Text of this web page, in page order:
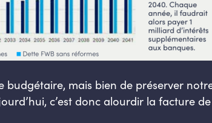
budgétaire, mais bien de préserver
c’est donc alourdir la facture